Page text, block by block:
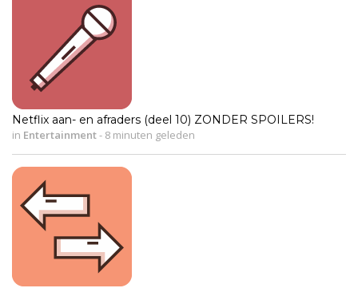
Netflix aan- en afraders (deel 10) ZONDER SPOILERS!
in Entertainment- 8 minuten geleden